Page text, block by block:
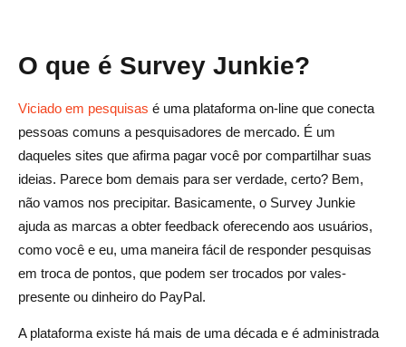
O Survey Junkie é um site legítimo?
Quanto dinheiro posso ganhar de forma realista com o
Survey Junkie?
Como o Survey Junkie paga você?
Por que sou desqualificado das pesquisas?
O Survey Junkie é seguro para transferências bancárias?
O que é Survey Junkie?
Viciado em pesquisas é uma plataforma on-line que conecta
pessoas comuns a pesquisadores de mercado. É um
daqueles sites que afirma pagar você por compartilhar suas
ideias. Parece bom demais para ser verdade, certo? Bem,
não vamos nos precipitar. Basicamente, o Survey Junkie
ajuda as marcas a obter feedback oferecendo aos usuários,
como você e eu, uma maneira fácil de responder pesquisas
em troca de pontos, que podem ser trocados por vales-
presente ou dinheiro do PayPal.
A plataforma existe há mais de uma década e é administrada